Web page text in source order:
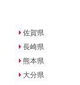
佐賀県
長崎県
熊本県
大分県